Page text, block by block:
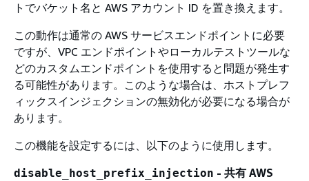
トでバケット名と AWS アカウント ID を置き換えます。
この動作は通常の AWS サービスエンドポイントに必要
ですが、VPC エンドポイントやローカルテストツールな
どのカスタムエンドポイントを使用すると問題が発生す
る可能性があります。このような場合は、ホストプレフ
ィックスインジェクションの無効化が必要になる場合が
あります。
この機能を設定するには、以下のように使用します。
disable_host_prefix_injection - 共有 AWS